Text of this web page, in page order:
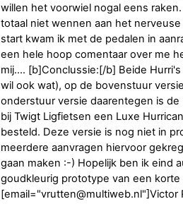
willen het voorwiel nogal eens
totaal niet wennen aan het
start kwam ik met de pedalen in
een hele hoop comentaar over me
mij.... [b]Conclussie:[/b] Beide
wil ook wat), op de bovenstuur
onderstuur versie daarentegen is
bij Twigt Ligfietsen een Luxe
besteld. Deze versie is nog niet in
meerdere aanvragen hiervoor
gaan maken :-) Hopelijk ben ik eind
goudkleurig prototype van een
[email="vrutten@multiweb.nl"]Victor